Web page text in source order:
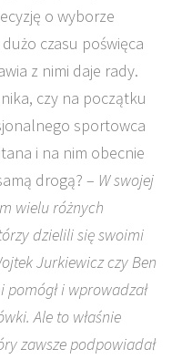
o wyborze
czasu poświęca
z nimi daje rady.
czy na początku
sportowca
i na nim obecnie
drogą? – W swojej
wielu różnych
dzielili się swoimi
Jurkiewicz czy Ben
i wprowadzał
Ale to właśnie
zawsze podpowiadał